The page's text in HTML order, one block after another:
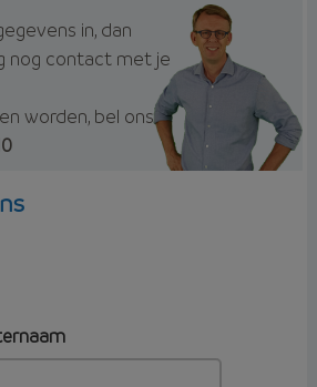
in, dan
nog contact met je
worden, bel ons